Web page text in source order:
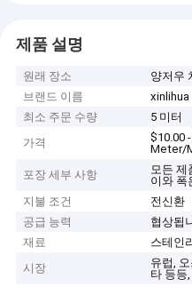
제품 설명
원래 장소
양저우
브랜드 이름
xinlihua
최소 주문 수량
5 미터
가격
$10.00
Meter/
포장 세부 사항
모든 제
이와 폭
지불 조건
전신환
공급 능력
협상됩
재료
스테인
시장
유럽,
타 등등